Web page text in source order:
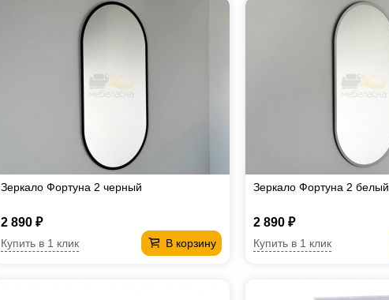
Зеркало Фортуна 2 черный
2 890 ₽
В корзину
Купить в 1 клик
Зеркало Фортуна 2 белый
2 890 ₽
Купить в 1 клик